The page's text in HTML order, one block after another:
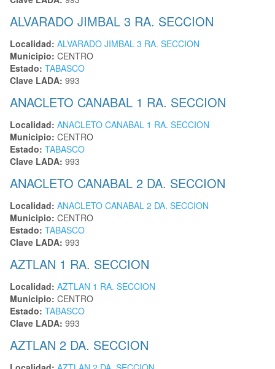
ALVARADO JIMBAL 3 RA. SECCION
Localidad: ALVARADO JIMBAL 3 RA. SECCION
Municipio: CENTRO
Estado: TABASCO
Clave LADA: 993
ANACLETO CANABAL 1 RA. SECCION
Localidad: ANACLETO CANABAL 1 RA. SECCION
Municipio: CENTRO
Estado: TABASCO
Clave LADA: 993
ANACLETO CANABAL 2 DA. SECCION
Localidad: ANACLETO CANABAL 2 DA. SECCION
Municipio: CENTRO
Estado: TABASCO
Clave LADA: 993
AZTLAN 1 RA. SECCION
Localidad: AZTLAN 1 RA. SECCION
Municipio: CENTRO
Estado: TABASCO
Clave LADA: 993
AZTLAN 2 DA. SECCION